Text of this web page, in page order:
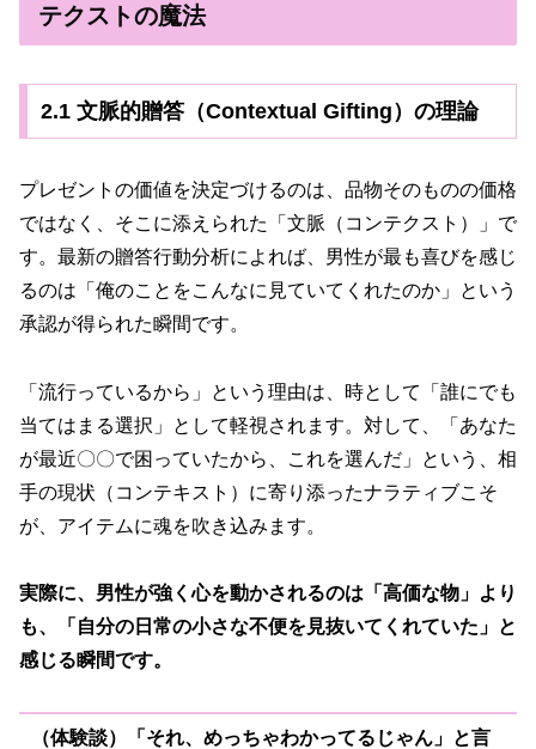
テクストの魔法
2.1 文脈的贈答（Contextual Gifting）の理論
プレゼントの価値を決定づけるのは、品物そのものの価格
ではなく、そこに添えられた「文脈（コンテクスト）」で
す。最新の贈答行動分析によれば、男性が最も喜びを感じ
るのは「俺のことをこんなに見ていてくれたのか」という
承認が得られた瞬間です。
「流行っているから」という理由は、時として「誰にでも
当てはまる選択」として軽視されます。対して、「あなた
が最近〇〇で困っていたから、これを選んだ」という、相
手の現状（コンテキスト）に寄り添ったナラティブこそ
が、アイテムに魂を吹き込みます。
実際に、男性が強く心を動かされるのは「高価な物」より
も、「自分の日常の小さな不便を見抜いてくれていた」と
感じる瞬間です。
（体験談）
「それ、めっちゃわかってるじゃん」と言